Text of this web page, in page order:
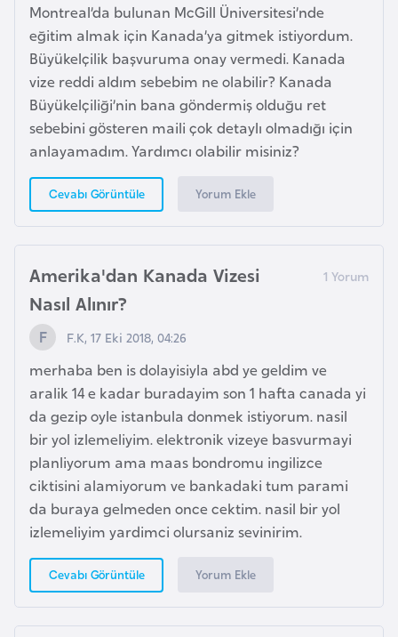
Montreal’da bulunan McGill Üniversitesi’nde
eğitim almak için Kanada’ya gitmek istiyordum.
Büyükelçilik başvuruma onay vermedi. Kanada
vize reddi aldım sebebim ne olabilir? Kanada
Büyükelçiliği’nin bana göndermiş olduğu ret
sebebini gösteren maili çok detaylı olmadığı için
anlayamadım. Yardımcı olabilir misiniz?
Cevabı Görüntüle Yorum Ekle
Amerika'dan Kanada Vizesi
Nasıl Alınır?
F.K, 17 Eki 2018, 04:26
merhaba ben is dolayisiyla abd ye geldim ve
aralik 14 e kadar buradayim son 1 hafta canada yi
da gezip oyle istanbula donmek istiyorum. nasil
bir yol izlemeliyim. elektronik vizeye basvurmayi
planliyorum ama maas bondromu ingilizce
ciktisini alamiyorum ve bankadaki tum parami
da buraya gelmeden once cektim. nasil bir yol
izlemeliyim yardimci olursaniz sevinirim.
Cevabı Görüntüle Yorum Ekle
Ç
i
n
D
a
n
i
m
a
r
k
D
e
m
o
k
r
a
t
i
K
o